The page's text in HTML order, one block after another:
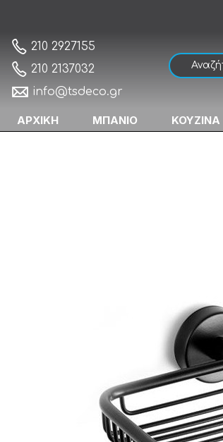
210 2927155
210 2137032
info@tsdeco.gr
ΑΡΧΙΚΗ ΜΠΑΝΙΟ ΚΟΥΖΙΝΑ